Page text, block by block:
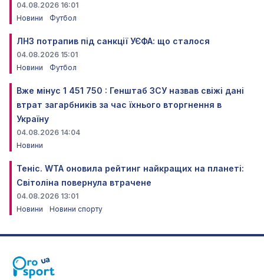
04.08.2026 16:01
Новини
Футбол
ЛНЗ потрапив під санкції УЄФА: що сталося
04.08.2026 15:01
Новини
Футбол
Вже мінус 1 451 750 : Генштаб ЗСУ назвав свіжі дані
втрат загарбників за час їхнього вторгнення в
Україну
04.08.2026 14:04
Новини
Теніс. WTA оновила рейтинг найкращих на планеті:
Світоліна повернула втрачене
04.08.2026 13:01
Новини
Новини спорту